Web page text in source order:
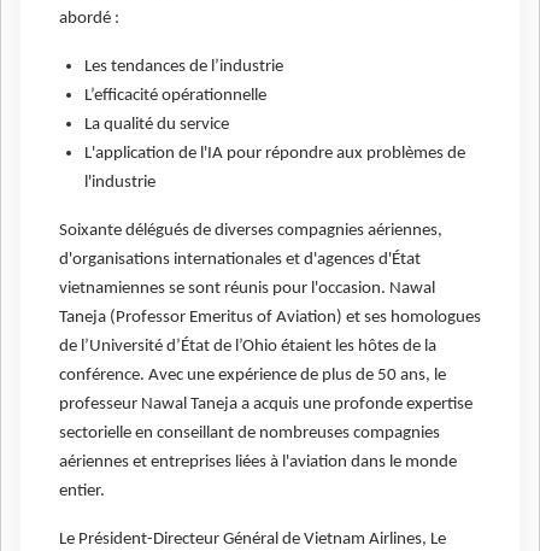
abordé :
Les tendances de l’industrie
L’efficacité opérationnelle
La qualité du service
L'application de l'IA pour répondre aux problèmes de
l'industrie
Soixante délégués de diverses compagnies aériennes,
d'organisations internationales et d'agences d'État
vietnamiennes se sont réunis pour l'occasion. Nawal
Taneja (Professor Emeritus of Aviation) et ses homologues
de l’Université d’État de l’Ohio étaient les hôtes de la
conférence. Avec une expérience de plus de 50 ans, le
professeur Nawal Taneja a acquis une profonde expertise
sectorielle en conseillant de nombreuses compagnies
aériennes et entreprises liées à l'aviation dans le monde
entier.
Le Président-Directeur Général de Vietnam Airlines, Le